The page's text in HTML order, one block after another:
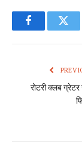
Facebook
रोटरी क्लब ग्रेटर